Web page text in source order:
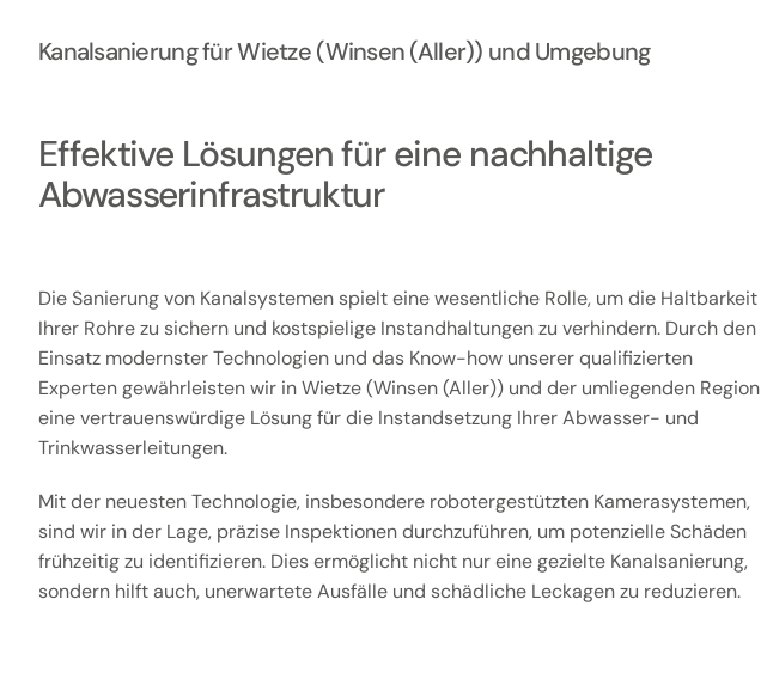
Kanalsanierung für Wietze (Winsen (Aller)) und Umgebung
Effektive Lösungen für eine nachhaltige
Abwasserinfrastruktur
Die Sanierung von Kanalsystemen spielt eine wesentliche Rolle, um die Haltbarkeit
Ihrer Rohre zu sichern und kostspielige Instandhaltungen zu verhindern. Durch den
Einsatz modernster Technologien und das Know-how unserer qualifizierten
Experten gewährleisten wir in Wietze (Winsen (Aller)) und der umliegenden Region
eine vertrauenswürdige Lösung für die Instandsetzung Ihrer Abwasser- und
Trinkwasserleitungen.
Mit der neuesten Technologie, insbesondere robotergestützten Kamerasystemen,
sind wir in der Lage, präzise Inspektionen durchzuführen, um potenzielle Schäden
frühzeitig zu identifizieren. Dies ermöglicht nicht nur eine gezielte Kanalsanierung,
sondern hilft auch, unerwartete Ausfälle und schädliche Leckagen zu reduzieren.